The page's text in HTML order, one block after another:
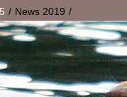
News 2019